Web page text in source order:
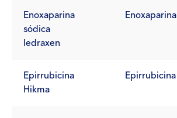
Enoxaparina
sódica
ledraxen
Enoxaparina
Epirrubicina
Hikma
Epirrubicina